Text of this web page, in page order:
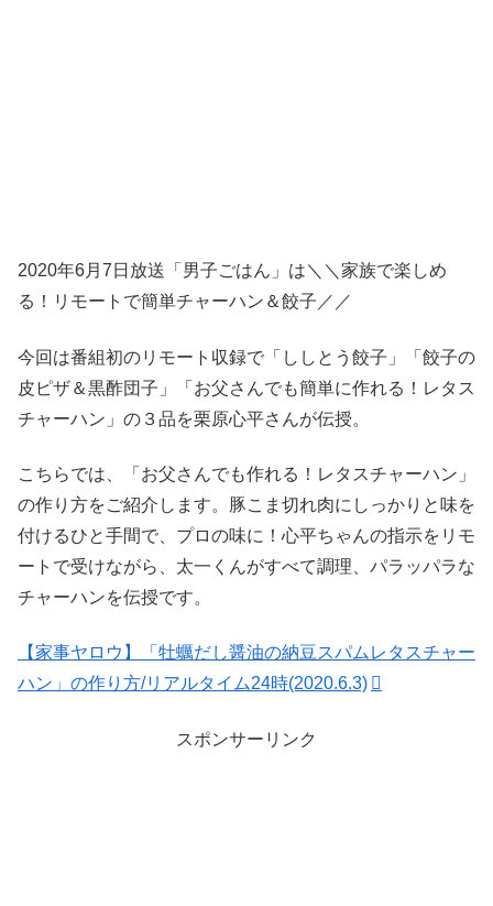
2020年6月7日放送「男子ごはん」は＼＼家族で楽しめ
る！リモートで簡単チャーハン＆餃子／／
今回は番組初のリモート収録で「ししとう餃子」「餃子の
皮ピザ＆黒酢団子」「お父さんでも簡単に作れる！レタス
チャーハン」の３品を栗原心平さんが伝授。
こちらでは、「お父さんでも作れる！レタスチャーハン」
の作り方をご紹介します。豚こま切れ肉にしっかりと味を
付けるひと手間で、プロの味に！心平ちゃんの指示をリモ
ートで受けながら、太一くんがすべて調理、パラッパラな
チャーハンを伝授です。
【家事ヤロウ】「牡蠣だし醤油の納豆スパムレタスチャー
ハン」の作り方/リアルタイム24時(2020.6.3)
スポンサーリンク